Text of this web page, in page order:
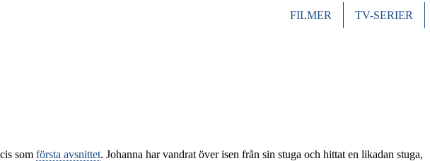
HUVUDMENY
FILMER TV-SERIER
som första avsnittet. Johanna har vandrat över isen från sin stuga och hittat en likadan stuga,